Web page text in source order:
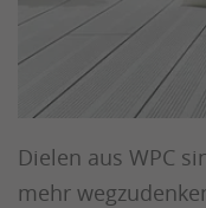
Dielen aus WPC
mehr